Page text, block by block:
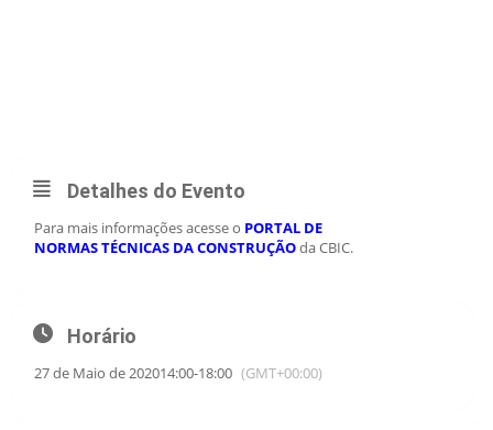
Detalhes do Evento
Para mais informações acesse o PORTAL DE
NORMAS TÉCNICAS DA CONSTRUÇÃOda CBIC.
Horário
27 de Maio de 202014:00-18:00 (GMT+00:00)